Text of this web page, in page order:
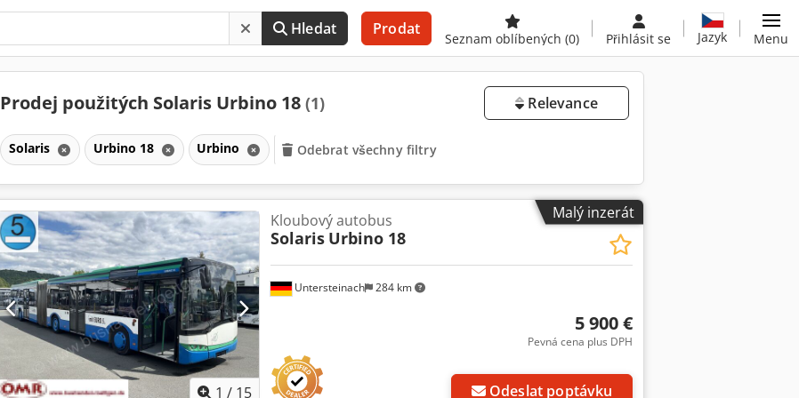
Hledat Prodat
Seznam oblíbených (0) Přihlásit se Jazyk Menu
Prodej použitých Solaris Urbino 18 (1) Relevance
Solaris Urbino 18 Urbino Odebrat všechny filtry
Malý inzerát
1 / 15
Untersteinach 284 km
Kloubový autobus
Solaris Urbino 18
5 900 €
Pevná cena plus DPH
Odeslat poptávku